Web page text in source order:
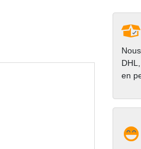
en